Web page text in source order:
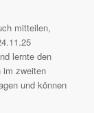
mitteilen,
lernte den
im zweiten
und können